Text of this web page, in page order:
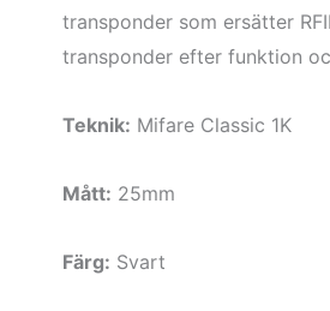
transponder som ersätter
transponder efter funktion
Teknik: Mifare Classic 1K
Mått: 25mm
Färg: Svart